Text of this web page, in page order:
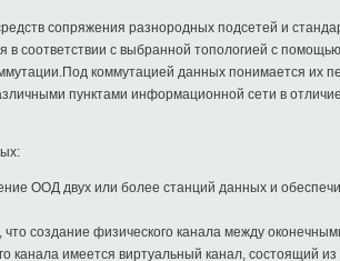
сопряжения разнородных подсетей и
соответствии с выбранной топологией с
коммутацией данных понимается их
пунктами информационной сети в
ООД двух или более станций данных и
создание физического канала между
канала имеется виртуальный канал, состоящий